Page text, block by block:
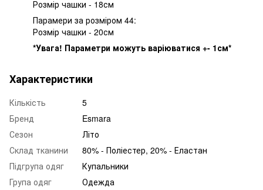
Розмір чашки - 18см
Парамери за розміром 44:
Розмір чашки - 20см
*Увага! Параметри можуть варіюватися +- 1см*
Характеристики
Кількість
5
Бренд
Esmara
Сезон
Літо
Склад тканини
80% - Поліестер, 20% - Еластан
Підгрупа одяг
Купальники
Група одяг
Одежда